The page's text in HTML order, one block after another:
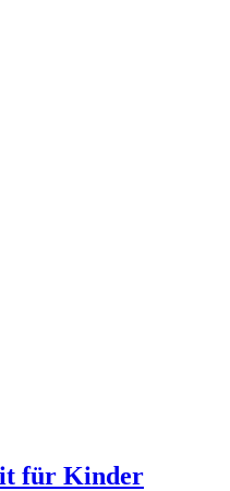
für Kinder